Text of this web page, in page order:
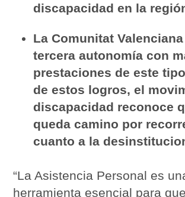
discapacidad en la
La Comunitat
tercera autonomía con
prestaciones de este
de estos logros, el
discapacidad reconoce
queda camino por
cuanto a la
“La Asistencia Personal es
herramienta esencial para